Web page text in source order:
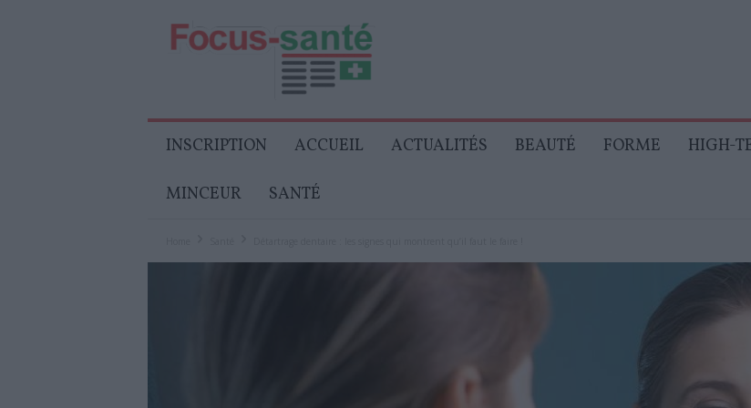
Senior
INSCRIPTION ACCUEIL ACTUALITÉS BEAUTÉ FORME HIGH-
MINCEUR SANTÉ